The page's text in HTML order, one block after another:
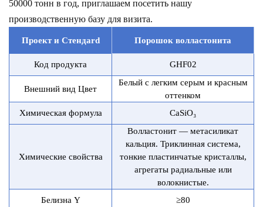
50000 тонн в год, приглашаем посетить нашу
производственную базу для визита.
Проект и Стендard Порошок волластонита
Код продукта GHF02
Внешний вид Цвет
Белый с легким серым и красным
оттенком
Химическая формула
CaSiO₃
Химические свойства
Волластонит — метасиликат
кальция. Триклинная система,
тонкие пластинчатые кристаллы,
агрегаты радиальные или
волокнистые.
Белизна Y
≥80